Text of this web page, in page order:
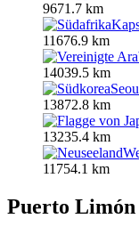
9671.7 km
11676.9 km
14039.5 km
13872.8 km
13235.4 km
11754.1 km
Puerto